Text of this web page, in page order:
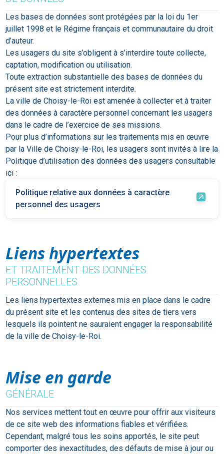
Les bases de données sont protégées par la loi du 1er
juillet 1998 et le Régime français et communautaire du droit
d’auteur.
Les usagers du site s’obligent à s’interdire toute collecte,
captation, modification ou utilisation.
Toute extraction substantielle des bases de données du
présent site est strictement interdite.
La ville de Choisy-le-Roi est amenée à collecter et à traiter
des données à caractère personnel concernant les usagers
dans le cadre de l’exercice de ses missions.
Pour plus d’informations sur les traitements mis en œuvre
par la Ville de Choisy-le-Roi, les usagers sont invités à lire la
Politique d’utilisation des données des usagers consultable
ici :
Politique relative aux données à caractère
personnel des usagers
Liens hypertextes
ET TRAITEMENT DES DONNÉES
PERSONNELLES
Les liens hypertextes externes mis en place dans le cadre
du présent site et les contenus des sites de tiers vers
lesquels ils pointent ne sauraient engager la responsabilité
de la ville de Choisy-le-Roi.
Mise en garde
GÉNÉRALE
Nos services mettent tout en œuvre pour offrir aux visiteurs
de ce site web des informations fiables et vérifiées.
Cependant, malgré tous les soins apportés, le site peut
comporter des inexactitudes, des défauts de mise à jour ou